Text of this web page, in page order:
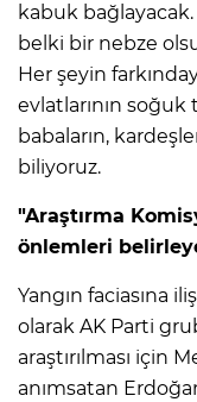
kabuk
belki bir nebze
Her şeyin
evlatlarının soğuk
babaların,
biliyoruz.
"Araştırma
önlemleri
Yangın faciasına
olarak AK Parti
araştırılması için
anımsatan